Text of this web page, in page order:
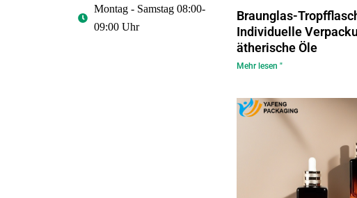
Montag - Samstag 08:00-
09:00 Uhr
Braunglas-
Individuelle
ätherische Öle
Mehr lesen "